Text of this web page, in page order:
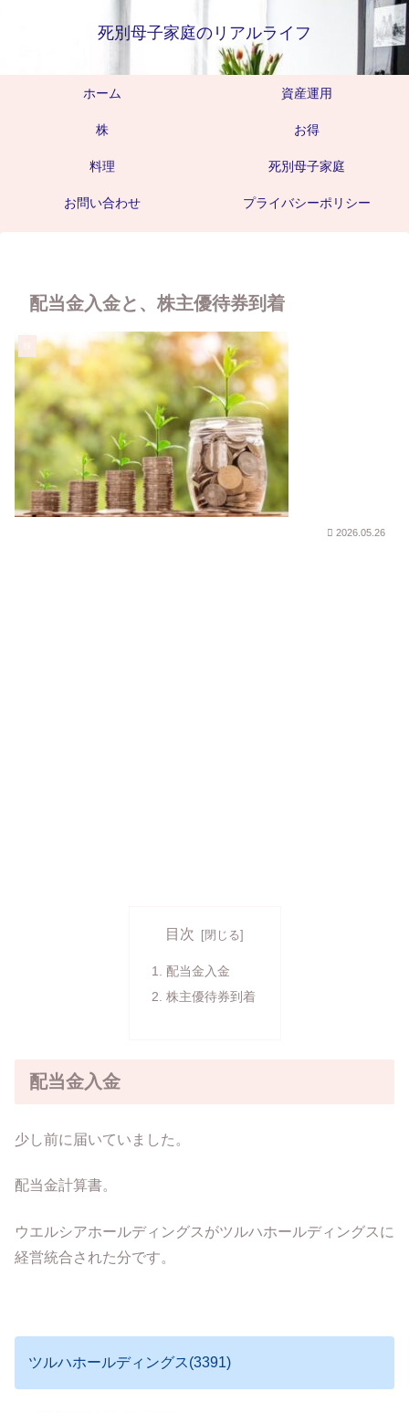
死別母子家庭のリアルライフ
ホーム 資産運用
株 お得
料理 死別母子家庭
お問い合わせ プライバシーポリシー
配当金入金と、株主優待券到着
2026.05.26
目次
配当金入金
株主優待券到着
配当金入金
少し前に届いていました。
配当金計算書。
ウエルシアホールディングスがツルハホールディングスに
経営統合された分です。
ツルハホールディングス(3391)